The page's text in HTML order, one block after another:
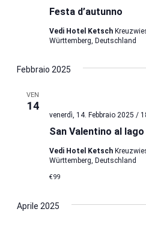
Festa d’autunno
Vedi Hotel Ketsch
Württemberg, Deutschland
Febbraio 2025
VEN
14
San Valentino al lago
venerdì, 14. Febbraio 2025 /
Vedi Hotel Ketsch
Württemberg, Deutschland
€99
Aprile 2025